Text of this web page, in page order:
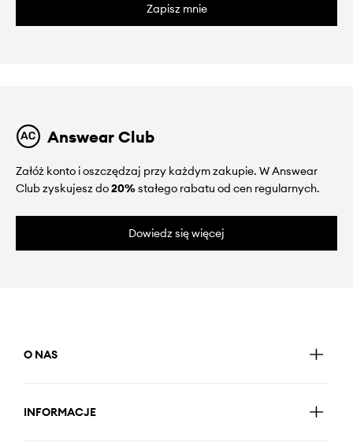
Zapisz mnie
Answear Club
Załóż konto i oszczędzaj przy każdym zakupie. W Answear
Club zyskujesz do20%stałego rabatu od cen regularnych.
Dowiedz się więcej
O NAS
INFORMACJE